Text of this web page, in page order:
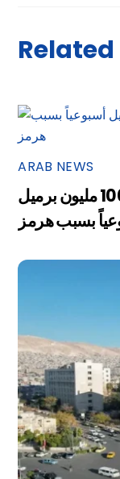
ARAB NEWS
رئيس “أرامكو”: العالم يخسر 100 مليون برميل
بسبب هرمز